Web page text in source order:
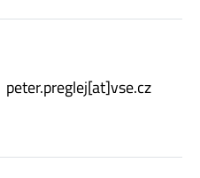
peter.preglej[at]vse.cz